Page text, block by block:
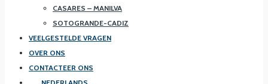
CASARES – MANILVA
SOTOGRANDE-CADIZ
VEELGESTELDE VRAGEN
OVER ONS
CONTACTEER ONS